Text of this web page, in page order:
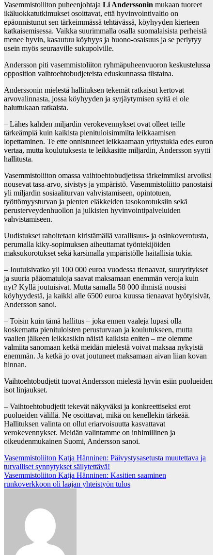
Vasemmistoliiton puheenjohtaja Li Anderssonin mukaan tuoreet
ikäluokkatutkimukset osoittavat, että hyvinvointivaltio on
epäonnistunut sen tärkeimmässä tehtävässä, köyhyyden kierteen
katkaisemisessa. Vaikka suurimmalla osalla suomalaisista perheistä
menee hyvin, kasautuu köyhyys ja huono-osaisuus ja se periytyy
usein myös seuraaville sukupolville.
Andersson piti vasemmistoliiton ryhmäpuheenvuoron keskustelussa
opposition vaihtoehtobudjeteista eduskunnassa tiistaina.
Anderssonin mielestä hallituksen tekemät ratkaisut kertovat
arvovalinnasta, jossa köyhyyden ja syrjäytymisen syitä ei ole
haluttukaan ratkaista.
– Lähes kahden miljardin verokevennykset ovat olleet teille
tärkeämpiä kuin kaikista pienituloisimmilta leikkaamisen
lopettaminen. Te ette onnistuneet leikkaamaan yritystukia edes euron
vertaa, mutta koulutuksesta te leikkasitte miljardin, Andersson syytti
hallitusta.
Vasemmistoliiton omassa vaihtoehtobudjetissa tärkeimmiksi arvoiksi
nousevat tasa-arvo, sivistys ja ympäristö. Vasemmistoliitto panostaisi
yli miljardin sosiaaliturvan vahvistamiseen, opintotuen,
työttömyysturvan ja pienten eläkkeiden tasokorotuksiin sekä
perusterveydenhuollon ja julkisten hyvinvointipalveluiden
vahvistamiseen.
Uudistukset rahoitetaan kiristämällä varallisuus- ja osinkoverotusta,
perumalla kiky-sopimuksen aiheuttamat työntekijöiden
maksukorotukset sekä karsimalla ympäristölle haitallisia tukia.
– Joutuisivatko yli 100 000 euroa vuodessa tienaavat, suuryritykset
ja suuria pääomatuloja saavat maksamaan enemmän veroja kuin
nyt? Kyllä joutuisivat. Mutta samalla 58 000 ihmistä nousisi
köyhyydestä, ja kaikki alle 6500 euroa kuussa tienaavat hyötyisivät,
Andersson sanoi.
– Toisin kuin tämä hallitus – joka ennen vaaleja lupasi olla
koskematta pienituloisten perusturvaan ja koulutukseen, mutta
vaalien jälkeen leikkasikin näistä kaikista eniten – me olemme
valmiita sanomaan ketkä meidän mielestä voivat maksaa nykyistä
enemmän. Ja ketkä jo ovat joutuneet maksamaan aivan liian kovan
hinnan.
Vaihtoehtobudjetit tuovat Andersson mielestä hyvin esiin puolueiden
isot linjaukset.
– Vaihtoehtobudjetit tekevät näkyväksi ja konkreettiseksi erot
puolueiden välillä. Ne osoittavat, mikä on kenellekin tärkeää.
Hallituksen valinta on ollut eriarvoisuutta kasvattavat
verokevennykset. Meidän valintamme on inhimillinen ja
oikeudenmukainen Suomi, Andersson sanoi.
Post
navigation
Vasemmistoliiton Katja Hänninen: Päivystysasetusta muutettava ja
turvalliset synnytykset säilytettävä!
Vasemmistoliiton Katja Hänninen: Kasitien saaminen
runkoverkkoon oli laajan yhteistyön tulos